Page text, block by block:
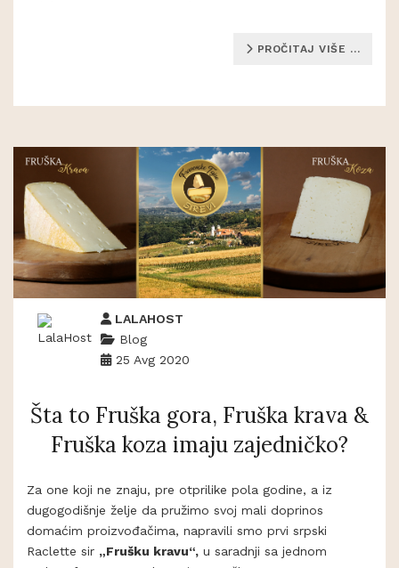
PROČITAJ VIŠE …
LALAHOST
Blog
25 Avg 2020
Šta to Fruška gora, Fruška krava &
Fruška koza imaju zajedničko?
Za one koji ne znaju, pre otprilike pola godine, a iz
dugogodišnje želje da pružimo svoj mali doprinos
domaćim proizvođačima, napravili smo prvi srpski
Raclette sir „Frušku kravu“, u saradnji sa jednom